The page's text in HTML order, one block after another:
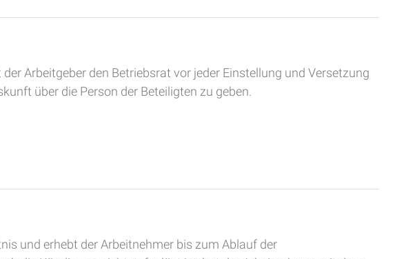
Arbeitgeber den Betriebsrat vor jeder Einstellung und Versetzung
über die Person der Beteiligten zu geben.
und erhebt der Arbeitnehmer bis zum Ablauf der